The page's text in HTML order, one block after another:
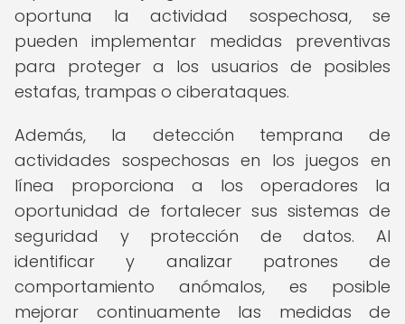
oportuna la actividad sospechosa, se
pueden implementar medidas preventivas
para proteger a los usuarios de posibles
estafas, trampas o ciberataques.
Además, la detección temprana de
actividades sospechosas en los juegos en
línea proporciona a los operadores la
oportunidad de fortalecer sus sistemas de
seguridad y protección de datos. Al
identificar y analizar patrones de
comportamiento anómalos, es posible
mejorar continuamente las medidas de